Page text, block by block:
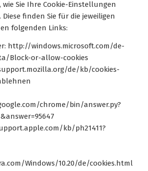
Sie Ihre Cookie-Einstellungen
finden Sie für die jeweiligen
folgenden Links:
http://windows.microsoft.com/de-
Block-or-allow-cookies
de/kb/cookies-
chrome/bin/answer.py?
kb/ph21411?
Windows/10.20/de/cookies.html